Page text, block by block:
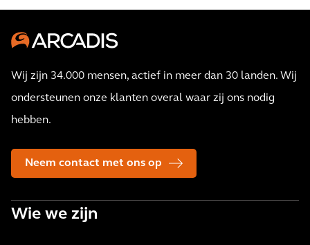
Wij zijn 34.000 mensen, actief in meer dan 30 landen. Wij
ondersteunen onze klanten overal waar zij ons nodig
hebben.
Neem contact met ons op
Wie we zijn